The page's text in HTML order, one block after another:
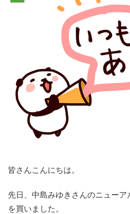
皆さんこんにちは。
先日、中島みゆきさんのニューア
を買いました。